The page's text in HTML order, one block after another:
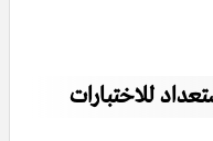
للاختبارات